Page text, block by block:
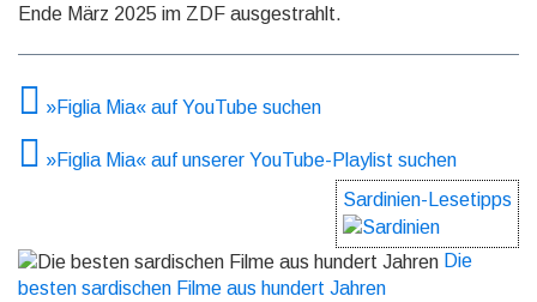
Ende März 2025 im ZDF ausgestrahlt.
»Figlia Mia« auf YouTube suchen
»Figlia Mia« auf unserer YouTube-Playlist suchen
Sardinien-Lesetipps
Die
besten sardischen Filme aus hundert Jahren